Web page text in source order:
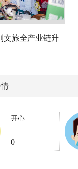
文旅全产业链升
开心
0